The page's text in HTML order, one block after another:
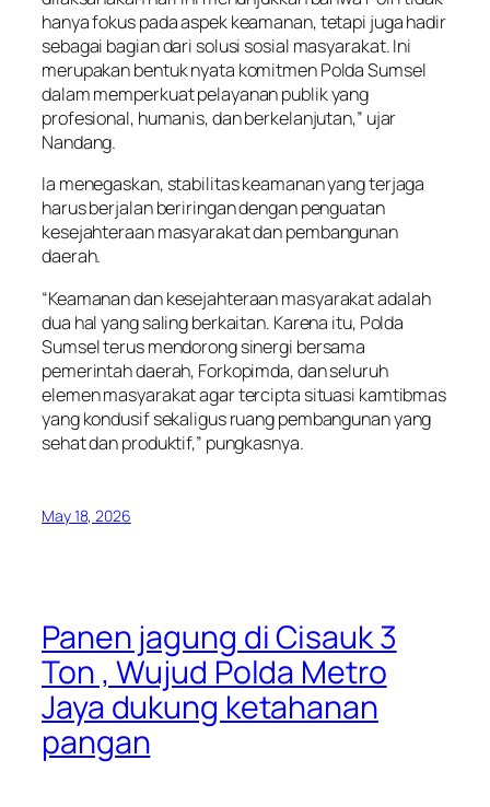
hanya fokus pada aspek keamanan, tetapi juga hadir
sebagai bagian dari solusi sosial masyarakat. Ini
merupakan bentuk nyata komitmen Polda Sumsel
dalam memperkuat pelayanan publik yang
profesional, humanis, dan berkelanjutan,” ujar
Nandang.
Ia menegaskan, stabilitas keamanan yang terjaga
harus berjalan beriringan dengan penguatan
kesejahteraan masyarakat dan pembangunan
daerah.
“Keamanan dan kesejahteraan masyarakat adalah
dua hal yang saling berkaitan. Karena itu, Polda
Sumsel terus mendorong sinergi bersama
pemerintah daerah, Forkopimda, dan seluruh
elemen masyarakat agar tercipta situasi kamtibmas
yang kondusif sekaligus ruang pembangunan yang
sehat dan produktif,” pungkasnya.
May 18, 2026
Panen jagung di Cisauk 3
Ton , Wujud Polda Metro
Jaya dukung ketahanan
pangan